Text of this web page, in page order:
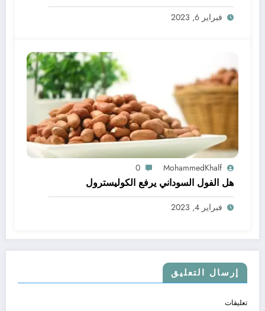
فبراير 6, 2023
MohammedKhalf
0
هل الفول السوداني يرفع الكوليسترول
فبراير 4, 2023
إرسال التعليق
تعليقات